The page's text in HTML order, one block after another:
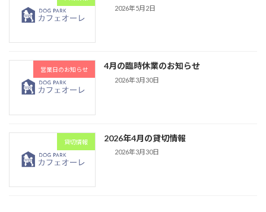
2026年5月2日
営業日のお知らせ 4月の臨時休業のお知らせ
2026年3月30日
貸切情報 2026年4月の貸切情報
2026年3月30日